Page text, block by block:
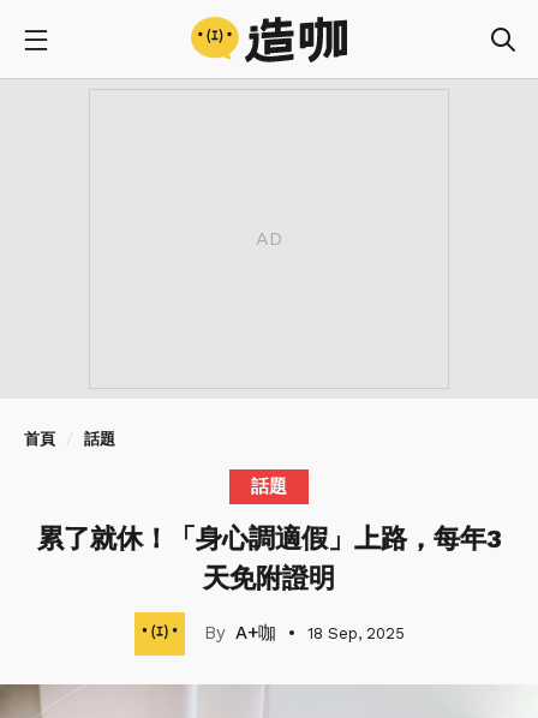
首頁 話題
話題
累了就休！「身心調適假」上路，每年3
天免附證明
A+咖 18 Sep, 2025